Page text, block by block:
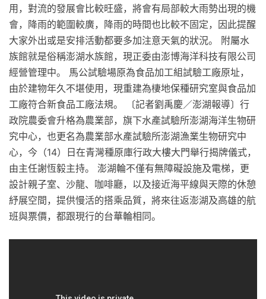
用，對流的發展會比較旺盛，將會有局部較大雨勢出現的機
會，降雨的範圍較廣，降雨的時間也比較不固定，因此提醒
大家外出或是安排活動都要多加注意天氣的狀況。 附屬水
族館就是俗稱澎湖水族館，現正委由澎博海洋科技有限公司
經營管理中。 馬公試驗場原為食品加工組試驗工廠原址，
由於建物年久不堪使用，現重建為棲地保種研究室與食品加
工廠符合新食品工廠法規。 〔記者劉禹慶／澎湖報導〕行
政院農委會升格為農業部，旗下水產試驗所澎湖海洋生物研
究中心，也更名為農業部水產試驗所澎湖漁業生物研究中
心，今（14）日在青灣種原庫行政大樓大門舉行揭牌儀式，
由主任謝恆毅主持。 澎湖輪不僅有無障礙設施及電梯，更
設計親子室、沙龍、咖啡廳，以及接近海平線與天際的休憩
紓展空間，提供慢活的搭乘品質，將來往返澎湖及高雄的航
班與票價，都跟現行的台華輪相同。